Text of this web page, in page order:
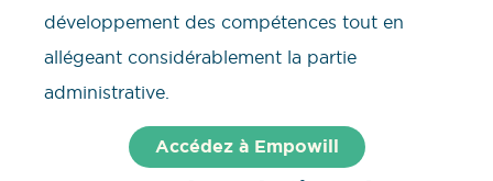
développement des compétences tout en
allégeant considérablement la partie
administrative.
Accédez à Empowill